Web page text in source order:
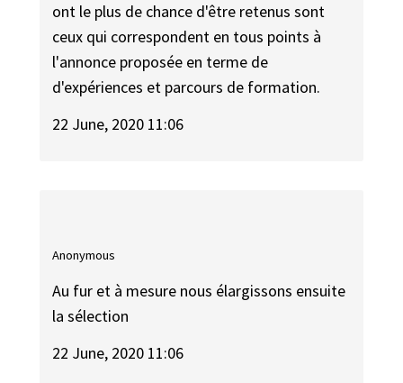
ont le plus de chance d'être retenus sont
ceux qui correspondent en tous points à
l'annonce proposée en terme de
d'expériences et parcours de formation.
22 June, 2020 11:06
Anonymous
Au fur et à mesure nous élargissons ensuite
la sélection
22 June, 2020 11:06